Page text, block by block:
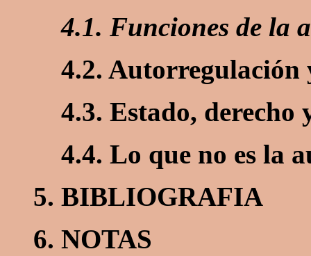
4.1. Funciones de la
4.2. Autorregulación
4.3. Estado,
4.4. Lo que no es la
5. BIBLIOGRAFIA
6. NOTAS